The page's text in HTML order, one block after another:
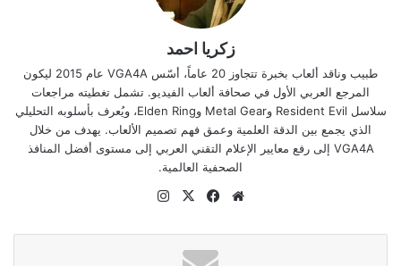
زكريا احمد
طبيب وناقد ألعاب بخبرة تتجاوز 20 عاماً، أسّس VGA4A عام 2015 ليكون
المرجع العربي الأول في صحافة ألعاب الفيديو. تشمل تغطيته مراجعات
سلاسل Resident Evil وMetal Gear وElden Ring، ويُعرف بأسلوبه التحليلي
الذي يجمع بين الدقة العلمية وعمق فهم تصميم الألعاب. يهدف من خلال
VGA4A إلى رفع معايير الإعلام التقني العربي إلى مستوى أفضل المنافذ
الصحفية العالمية.
موقع
فيسبوك
‫X